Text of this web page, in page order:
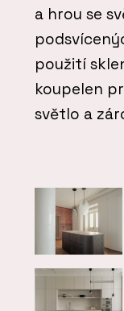
a hrou se
použití
koupelen
světlo a